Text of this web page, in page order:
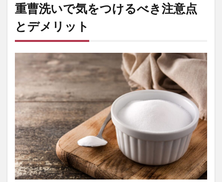
重曹洗いで気をつけるべき注意点
とデメリット